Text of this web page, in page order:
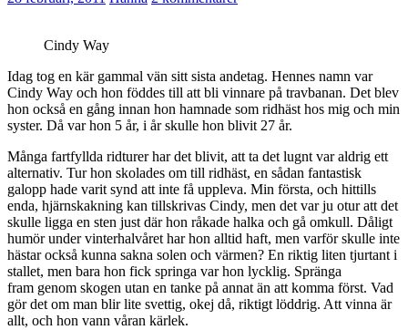
Cindy Way
Idag tog en kär gammal vän sitt sista andetag. Hennes namn var
Cindy Way och hon föddes till att bli vinnare på travbanan. Det blev
hon också en gång innan hon hamnade som ridhäst hos mig och min
syster. Då var hon 5 år, i år skulle hon blivit 27 år.
Många fartfyllda ridturer har det blivit, att ta det lugnt var aldrig ett
alternativ. Tur hon skolades om till ridhäst, en sådan fantastisk
galopp hade varit synd att inte få uppleva. Min första, och hittills
enda, hjärnskakning kan tillskrivas Cindy, men det var ju otur att det
skulle ligga en sten just där hon råkade halka och gå omkull. Dåligt
humör under vinterhalvåret har hon alltid haft, men varför skulle inte
hästar också kunna sakna solen och värmen? En riktig liten tjurtant i
stallet, men bara hon fick springa var hon lycklig. Spränga
fram genom skogen utan en tanke på annat än att komma först. Vad
gör det om man blir lite svettig, okej då, riktigt löddrig. Att vinna är
allt, och hon vann våran kärlek.